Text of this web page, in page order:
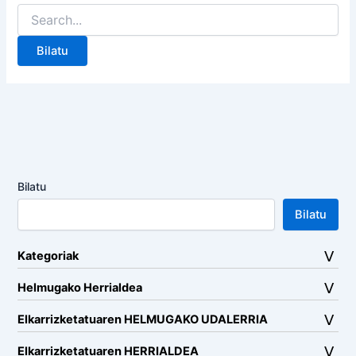
Search
for:
Bilatu
Bilatu
Kategoriak
Helmugako Herrialdea
Elkarrizketatuaren HELMUGAKO UDALERRIA
Elkarrizketatuaren HERRIALDEA